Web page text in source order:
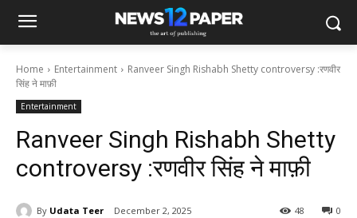
Home Entertainment
Ranveer Singh Rishabh Shetty controversy :रणवीर
सिंह ने माफ़ी
Entertainment
Ranveer Singh Rishabh Shetty
controversy :रणवीर सिंह ने माफ़ी
By Udata Teer December 2, 2025 0
48